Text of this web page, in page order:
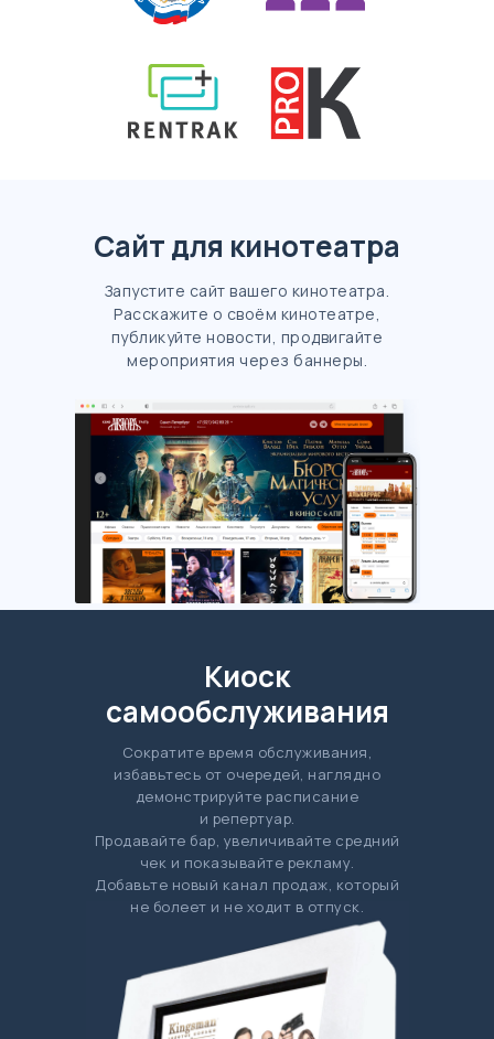
Сайт для кинотеатра
Запустите сайт вашего кинотеатра.
Расскажите о своём кинотеатре,
публикуйте новости, продвигайте
мероприятия через баннеры.
Киоск
самообслуживания
Сократите время обслуживания,
избавьтесь от очередей, наглядно
демонстрируйте расписание
и репертуар.
Продавайте бар, увеличивайте средний
чек и показывайте рекламу.
Добавьте новый канал продаж, который
не болеет и не ходит в отпуск.